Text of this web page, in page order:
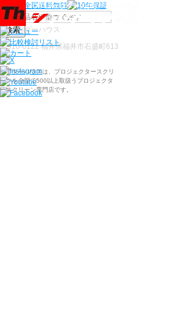
検索
〒910-0122 福井県福井市石盛町613
シアターハウスは、プロジェクタースクリ
ーンを全部で500以上取扱うプロジェクタ
ースクリーン専門店です。